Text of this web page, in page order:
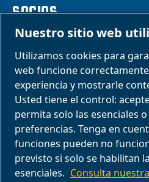
SOCIOS
Área de
distribuidores
E-Connect 2,0
Business Portal
Galería de fotos
ABAC
Nuestro sitio web
Utilizamos cookies para
web funcione
experiencia y mostrarle
Usted tiene el control:
permita solo las esenciales
preferencias. Tenga en
funciones pueden no
previsto si solo se habilitan
esenciales. Consulta